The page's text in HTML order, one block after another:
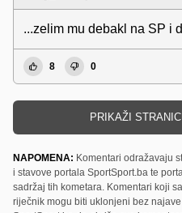
...zelim mu debakl na SP i
8 0
PRIKAŽI
NAPOMENA: Komentari odražavaju
i stavove portala SportSport.ba te
sadržaj tih kometara. Komentari koji
riječnik mogu biti uklonjeni bez